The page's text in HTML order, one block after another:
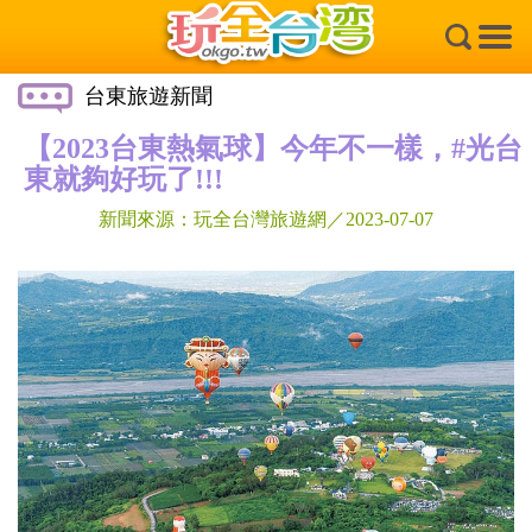
×
台東旅遊新聞
【2023台東熱氣球】今年不一樣，#光台
東就夠好玩了!!!
新聞來源：玩全台灣旅遊網／2023-07-07